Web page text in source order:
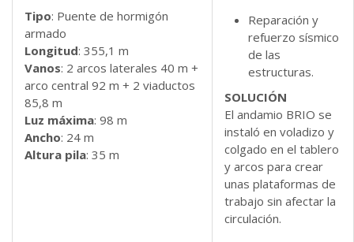
Tipo: Puente de hormigón
armado
Longitud: 355,1 m
Vanos: 2 arcos laterales 40 m +
arco central 92 m + 2 viaductos
85,8 m
Luz máxima: 98 m
Ancho: 24 m
Altura pila: 35 m
Reparación y
refuerzo sísmico
de las
estructuras.
SOLUCIÓN
El andamio BRIO se
instaló en voladizo y
colgado en el tablero
y arcos para crear
unas plataformas de
trabajo sin afectar la
circulación.